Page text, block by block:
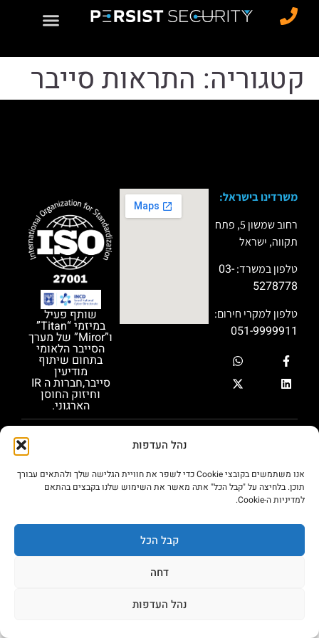
נהל העדפות
אנו משתמשים בקובצי Cookie כדי לשפר את חוויית הגלישה שלך ולהתאים עבורך
תוכן. בלחיצה על "קבל הכל" אתה מאשר את השימוש שלנו בקבצים בהתאם
למדיניות ה-Cookie.
קבל הכל
דחה
נהל העדפות
לתוכן
קטגוריה: התראות סייבר
משרדינו בישראל:
רחוב שמשון 5, פתח
תקווה, ישראל
טלפון במשרד:03-
5278778
טלפון למקרי חירום:
051-9999911
שותף פעיל
במיזמי “Titan”
ו”Miror” של מערך
הסייבר הלאומי
בתחום שיתוף
מודיעין
סייבר,חברות ה IR
וחיזוק החוסן
הארגוני.
© 2026כל הזכויות שמורות פרסיסט סקיוריטי